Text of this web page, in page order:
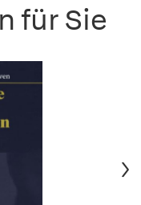
für Sie